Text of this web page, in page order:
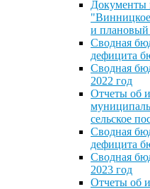
Документы
"Винницкое
и плановый
Сводная
дефицита
Сводная
2022 год
Отчеты об
сельское
Сводная
дефицита
Сводная
2023 год
Отчеты об